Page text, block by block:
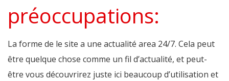
préoccupations:
La forme de le site a une actualité area 24/7. Cela peut
être quelque chose comme un fil d’actualité, et peut-
être vous découvrirez juste ici beaucoup d’utilisation et